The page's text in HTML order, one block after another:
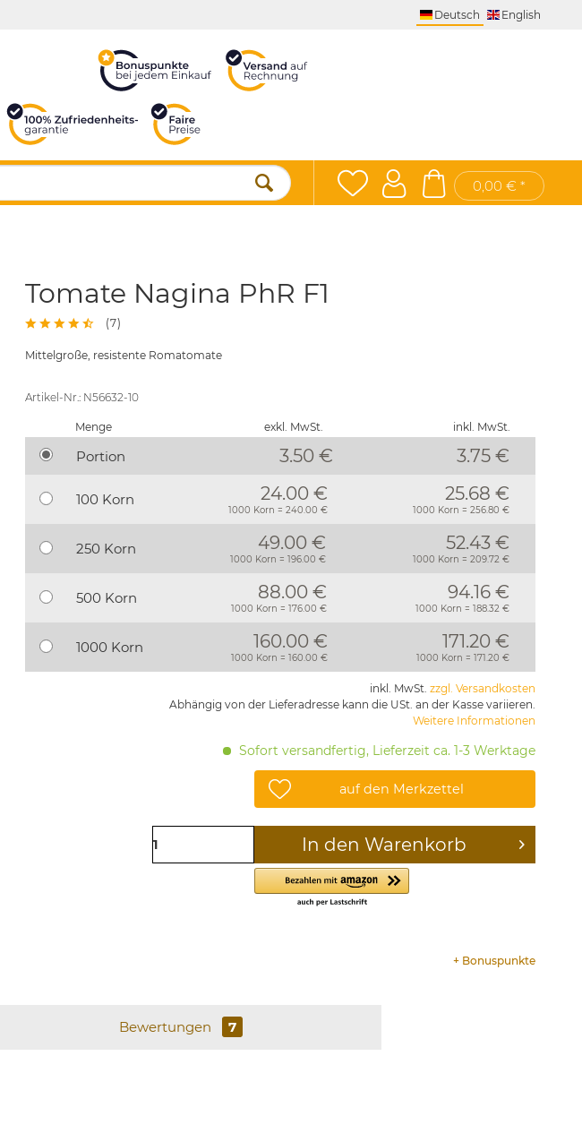
Deutsch English
0,00 € *
Tomate Nagina PhR F1
(7)
Mittelgroße, resistente Romatomate
Artikel-Nr.: N56632-10
Menge exkl. MwSt. inkl. MwSt.
Portion 3.50 € 3.75€
100 Korn 24.00 €
1000 Korn = 240.00 €
25.68 €
1000 Korn = 256.80 €
250 Korn 49.00 €
1000 Korn = 196.00 €
52.43 €
1000 Korn = 209.72 €
500 Korn 88.00 €
1000 Korn = 176.00 €
94.16 €
1000 Korn = 188.32 €
1000 Korn 160.00 €
1000 Korn = 160.00 €
171.20 €
1000 Korn = 171.20 €
inkl. MwSt. zzgl. Versandkosten
Abhängig von der Lieferadresse kann die USt. an der Kasse variieren.
Weitere Informationen
Sofort versandfertig, Lieferzeit ca. 1-3 Werktage
auf den Merkzettel
In den Warenkorb
+ Bonuspunkte
Bewertungen 7